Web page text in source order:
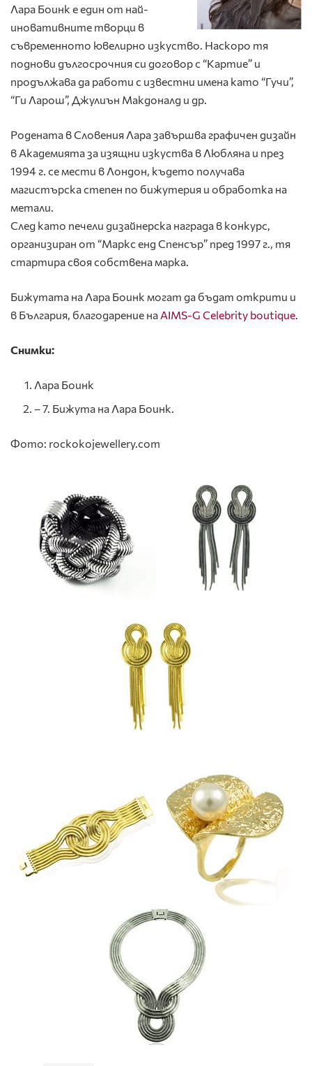
Лара Боинк е един от най-
иновативните творци в
съвременното ювелирно изкуство. Наскоро тя
поднови дългосрочния си договор с “Картие” и
продължава да работи с известни имена като “Гучи”,
“Ги Ларош”, Джулиън Макдоналд и др.
Родената в Словения Лара завършва графичен дизайн
в Академията за изящни изкуства в Любляна и през
1994 г. се мести в Лондон, където получава
магистърска степен по бижутерия и обработка на
метали.
След като печели дизайнерска награда в конкурс,
организиран от “Маркс енд Спенсър” пред 1997 г., тя
стартира своя собствена марка.
Бижутата на Лара Боинк могат да бъдат открити и
в България, благодарение на AIMS-G Celebrity boutique.
Снимки:
Лара Боинк
– 7. Бижута на Лара Боинк.
Фото: rockokojewellery.com